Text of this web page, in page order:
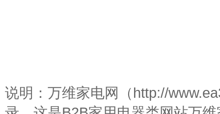
说明：万维家电网（http://